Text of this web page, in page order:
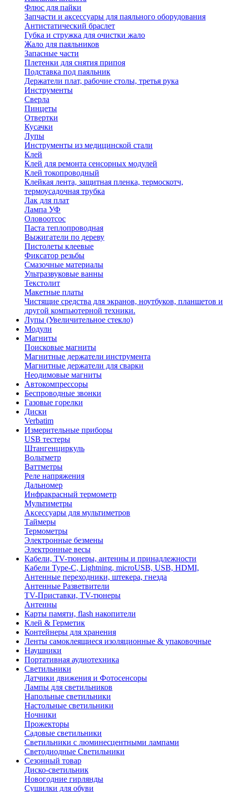
Флюс для пайки
Запчасти и аксессуары для паяльного оборудования
Антистатический браслет
Губка и стружка для очистки жало
Жало для паяльников
Запасные части
Плетенки для снятия припоя
Подставка под паяльник
Держатели плат, рабочие столы, третья рука
Инструменты
Сверла
Пинцеты
Отвертки
Кусачки
Лупы
Инструменты из медицинской стали
Клей
Клей для ремонта сенсорных модулей
Клей токопроводный
Клейкая лента, защитная пленка, термоскотч,
термоусадочная трубка
Лак для плат
Лампа УФ
Оловоотсос
Паста теплопроводная
Выжигатели по дереву
Пистолеты клеевые
Фиксатор резьбы
Смазочные материалы
Ультразвуковые ванны
Текстолит
Макетные платы
Чистящие средства для экранов, ноутбуков, планшетов и
другой компьютерной техники.
Лупы (Увеличительное стекло)
Модули
Магниты
Поисковые магниты
Магнитные держатели инструмента
Магнитные держатели для сварки
Неодимовые магниты
Автокомпрессоры
Беспроводные звонки
Газовые горелки
Диски
Verbatim
Измерительные приборы
USB тестеры
Штангенциркуль
Вольтметр
Ваттметры
Реле напряжения
Дальномер
Инфракрасный термометр
Мультиметры
Аксессуары для мультиметров
Таймеры
Термометры
Электронные безмены
Электронные весы
Кабели, TV-тюнеры, антенны и принадлежности
Кабели Type-C, Lightning, microUSB, USB, HDMI,
Антенные переходники, штекера, гнезда
Антенные Разветвители
TV-Приставки, TV-тюнеры
Антенны
Карты памяти, flash накопители
Клей & Герметик
Контейнеры для хранения
Ленты самоклеящиеся изоляционные & упаковочные
Наушники
Портативная аудиотехника
Светильники
Датчики движения и Фотосенсоры
Лампы для светильников
Напольные светильники
Настольные светильники
Ночники
Прожекторы
Садовые светильники
Светильники с люминесцентными лампами
Светодиодные Светильники
Сезонный товар
Диско-светильник
Новогодние гирлянды
Сушилки для обуви